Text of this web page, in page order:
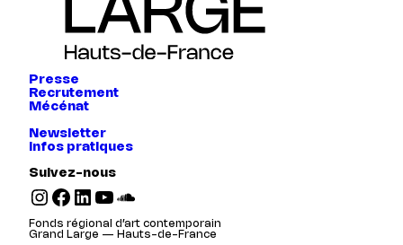
Presse
Recrutement
Mécénat
Newsletter
Infos pratiques
Suivez-nous
Instagram Facebook LinkedIn YouTube SoundCloud
Fonds régional d’art contemporain
Grand Large — Hauts-de-France